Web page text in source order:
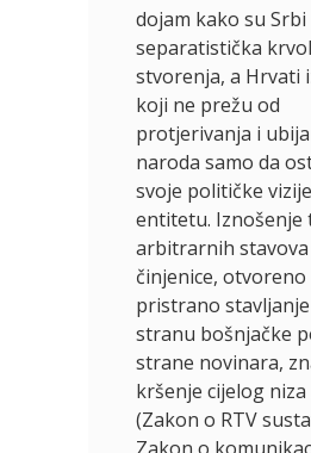
dojam kako su Srbi
separatistička
stvorenja, a Hrvati
koji ne prežu od
protjerivanja i
naroda samo da
svoje političke
entitetu. Iznošenje
arbitrarnih
činjenice, otvoreno
pristrano
stranu bošnjačke
strane novinara,
kršenje cijelog
(Zakon o RTV